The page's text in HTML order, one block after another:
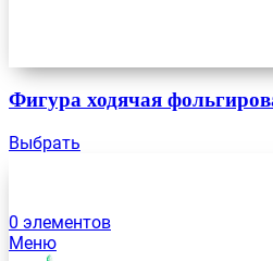
0 элементов
Меню
Фигура ходячая
Выбрать